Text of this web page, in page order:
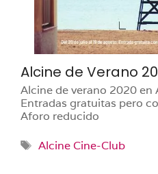
Alcine de Verano
Alcine de verano 2020 en
Entradas gratuitas pero
Aforo reducido
Etiquetas
Alcine Cine-Club